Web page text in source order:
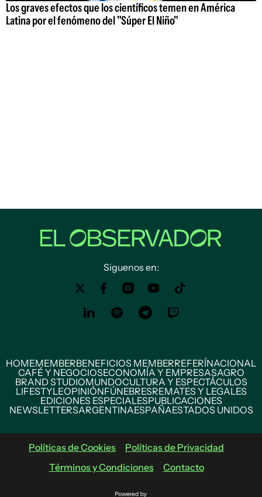
Los graves efectos que los científicos temen en América
Latina por el fenómeno del "Súper El Niño"
Siguenos en:
HOMEMEMBERBENEFICIOS MEMBERREFERÍNACIONAL
CAFÉ Y NEGOCIOSECONOMÍA Y EMPRESASAGRO
BRAND STUDIOMUNDOCULTURA Y ESPECTÁCULOS
LIFESTYLEOPINIÓNFÚNEBRESREMATES Y LEGALES
EDICIONES ESPECIALESPUBLICACIONES
NEWSLETTERSARGENTINAESPAÑAESTADOS UNIDOS
Políticas de Cookies
Políticas de Privacidad
Términos y Condiciones
Contacto